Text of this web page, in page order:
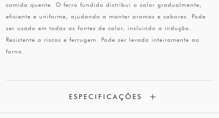
comida quente. O ferro fundido distribui o calor gradualmente,
eficiente e uniforme, ajudando a manter aromas e sabores. Pode
ser usado em todas as fontes de calor, incluindo a indução.
Resistente a riscos e ferrugem. Pode ser levado inteiramente ao
forno.
ESPECIFICAÇÕES